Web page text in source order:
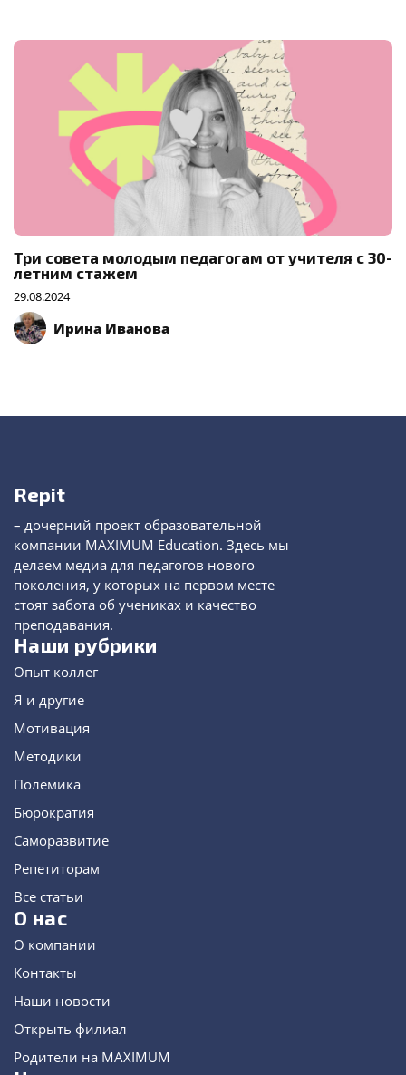
Три совета молодым педагогам от учителя с 30-
летним стажем
29.08.2024
Ирина Иванова
Repit
– дочерний проект образовательной
компании MAXIMUM Education. Здесь мы
делаем медиа для педагогов нового
поколения, у которых на первом месте
стоят забота об учениках и качество
преподавания.
Наши рубрики
Опыт коллег
Я и другие
Мотивация
Методики
Полемика
Бюрократия
Саморазвитие
Репетиторам
Все статьи
О нас
О компании
Контакты
Наши новости
Открыть филиал
Родители на MAXIMUM